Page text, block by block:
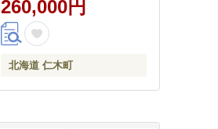
飯 朝ごはん 夜ごはん 昼ご
はん[株式会社 松原米穀]
260,000円
北海道 仁木町